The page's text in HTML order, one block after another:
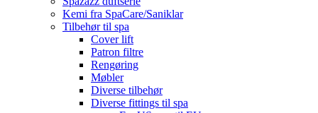
Kemi fra SpaCare/Saniklar
Tilbehør til spa
Cover lift
Patron filtre
Rengøring
Møbler
Diverse tilbehør
Diverse fittings til spa